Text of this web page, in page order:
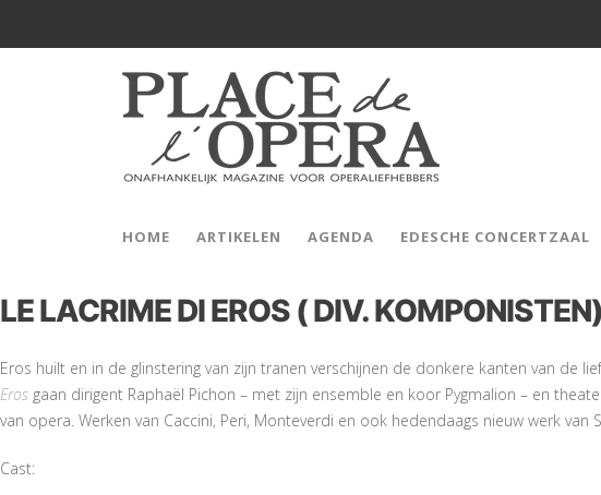
HOME ARTIKELEN AGENDA EDESCHE CONCERTZAAL
LE LACRIME DI EROS ( DIV. KOMPONISTEN)
Eros huilt en in de glinstering van zijn tranen verschijnen de donkere kanten van de
Eros gaan dirigent Raphaël Pichon – met zijn ensemble en koor Pygmalion – en
van opera. Werken van Caccini, Peri, Monteverdi en ook hedendaags nieuw werk van
Cast: